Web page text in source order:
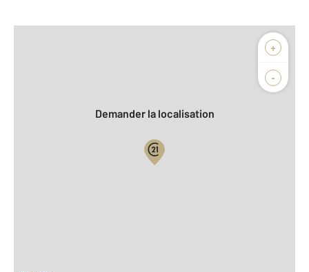
+
-
Biens vendus
Demander la localisation